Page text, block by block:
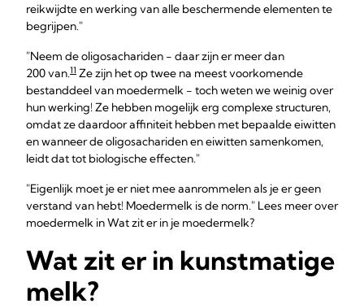
reikwijdte en werking van alle beschermende elementen te
begrijpen."
"Neem de oligosachariden - daar zijn er meer dan
200 van.11 Ze zijn het op twee na meest voorkomende
bestanddeel van moedermelk - toch weten we weinig over
hun werking! Ze hebben mogelijk erg complexe structuren,
omdat ze daardoor affiniteit hebben met bepaalde eiwitten
en wanneer de oligosachariden en eiwitten samenkomen,
leidt dat tot biologische effecten."
"Eigenlijk moet je er niet mee aanrommelen als je er geen
verstand van hebt! Moedermelk is de norm." Lees meer over
moedermelk in Wat zit er in je moedermelk?
Wat zit er in kunstmatige
melk?